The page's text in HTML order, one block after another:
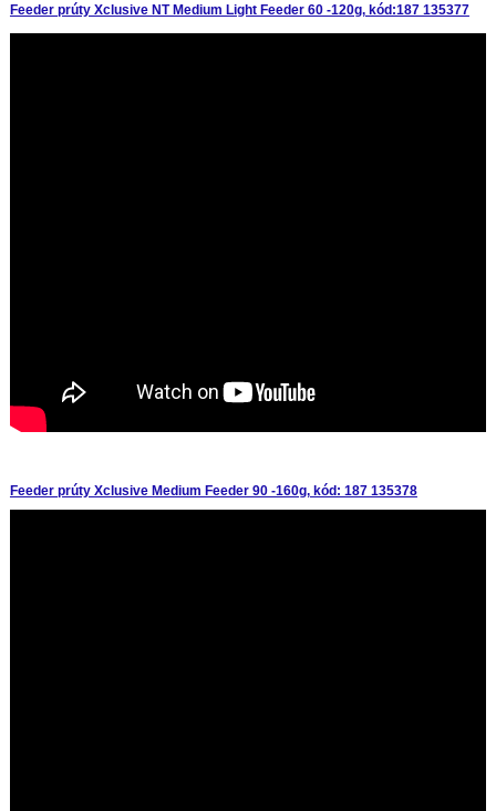
Feeder prúty Xclusive NT Medium Light Feeder 60 -120g, kód:187 135377
Feeder prúty Xclusive Medium Feeder 90 -160g, kód: 187 135378